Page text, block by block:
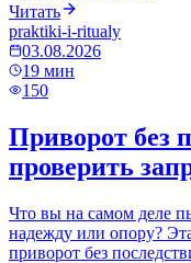
Читать
praktiki-i-ritualy
03.08.2026
19 мин
150
Приворот без
проверить
Что вы на самом деле
надежду или опору?
приворот без